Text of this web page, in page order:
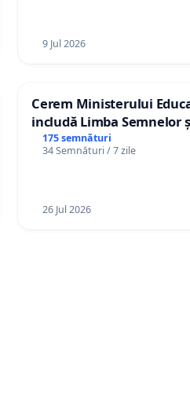
9 Jul 2026
Cerem Ministerului
includă Limba Semnelor
alfabetul Braille în școlile
Republica Moldova!
175 semnături
34 Semnături / 7 zile
26 Jul 2026